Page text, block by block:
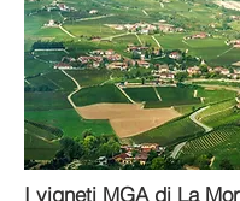
More
I vigneti MGA di La